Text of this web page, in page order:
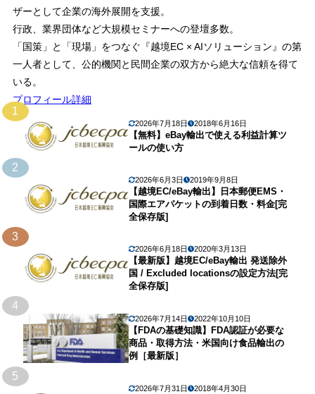
ザーとして企業の海外展開を支援。
行政、業界団体など大規模セミナーへの登壇多数。
「国策」と「現場」をつなぐ『越境EC × AIソリューション』の第
一人者として、公的機関と民間企業の双方から絶大な信頼を得て
いる。
プロフィール詳細
1
2026年7月18日 2018年6月16日
【無料】eBay輸出で使える利益計算ツ
ールの使い方
2
2026年6月3日 2019年9月8日
【越境EC/eBay輸出】日本郵便EMS・
国際エアパケットの到着日数・料金[完
全保存版]
3
2026年6月18日 2020年3月13日
【最新版】越境EC/eBay輸出 発送除外
国 / Excluded locationsの設定方法[完
全保存版]
4
2026年7月14日 2022年10月10日
【FDAの基礎知識】FDA認証が必要な
商品・取得方法・米国向け食品輸出の
例［最新版］
5
2026年7月31日 2018年4月30日